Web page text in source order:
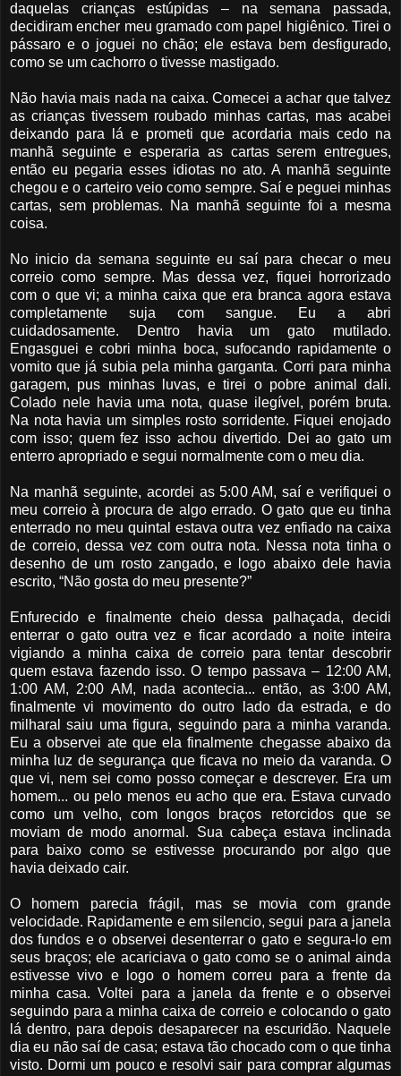
daquelas crianças estúpidas – na semana passada,
decidiram encher meu gramado com papel higiênico. Tirei o
pássaro e o joguei no chão; ele estava bem desfigurado,
como se um cachorro o tivesse mastigado.
Não havia mais nada na caixa. Comecei a achar que talvez
as crianças tivessem roubado minhas cartas, mas acabei
deixando para lá e prometi que acordaria mais cedo na
manhã seguinte e esperaria as cartas serem entregues,
então eu pegaria esses idiotas no ato. A manhã seguinte
chegou e o carteiro veio como sempre. Saí e peguei minhas
cartas, sem problemas. Na manhã seguinte foi a mesma
coisa.
No inicio da semana seguinte eu saí para checar o meu
correio como sempre. Mas dessa vez, fiquei horrorizado
com o que vi; a minha caixa que era branca agora estava
completamente suja com sangue. Eu a abri
cuidadosamente. Dentro havia um gato mutilado.
Engasguei e cobri minha boca, sufocando rapidamente o
vomito que já subia pela minha garganta. Corri para minha
garagem, pus minhas luvas, e tirei o pobre animal dali.
Colado nele havia uma nota, quase ilegível, porém bruta.
Na nota havia um simples rosto sorridente. Fiquei enojado
com isso; quem fez isso achou divertido. Dei ao gato um
enterro apropriado e segui normalmente com o meu dia.
Na manhã seguinte, acordei as 5:00 AM, saí e verifiquei o
meu correio à procura de algo errado. O gato que eu tinha
enterrado no meu quintal estava outra vez enfiado na caixa
de correio, dessa vez com outra nota. Nessa nota tinha o
desenho de um rosto zangado, e logo abaixo dele havia
escrito, “Não gosta do meu presente?”
Enfurecido e finalmente cheio dessa palhaçada, decidi
enterrar o gato outra vez e ficar acordado a noite inteira
vigiando a minha caixa de correio para tentar descobrir
quem estava fazendo isso. O tempo passava – 12:00 AM,
1:00 AM, 2:00 AM, nada acontecia... então, as 3:00 AM,
finalmente vi movimento do outro lado da estrada, e do
milharal saiu uma figura, seguindo para a minha varanda.
Eu a observei ate que ela finalmente chegasse abaixo da
minha luz de segurança que ficava no meio da varanda. O
que vi, nem sei como posso começar e descrever. Era um
homem... ou pelo menos eu acho que era. Estava curvado
como um velho, com longos braços retorcidos que se
moviam de modo anormal. Sua cabeça estava inclinada
para baixo como se estivesse procurando por algo que
havia deixado cair.
O homem parecia frágil, mas se movia com grande
velocidade. Rapidamente e em silencio, segui para a janela
dos fundos e o observei desenterrar o gato e segura-lo em
seus braços; ele acariciava o gato como se o animal ainda
estivesse vivo e logo o homem correu para a frente da
minha casa. Voltei para a janela da frente e o observei
seguindo para a minha caixa de correio e colocando o gato
lá dentro, para depois desaparecer na escuridão. Naquele
dia eu não saí de casa; estava tão chocado com o que tinha
visto. Dormi um pouco e resolvi sair para comprar algumas